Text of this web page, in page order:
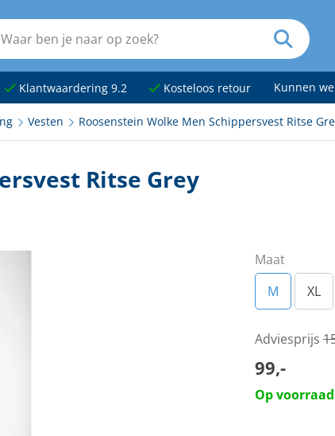
Klantwaardering 9.2 Kosteloos retour Kunnen
Vesten Roosenstein Wolke Men Schippersvest Ritse
Ritse Grey
Maat
M
XL
Adviesprijs
99,-
Op voorraad